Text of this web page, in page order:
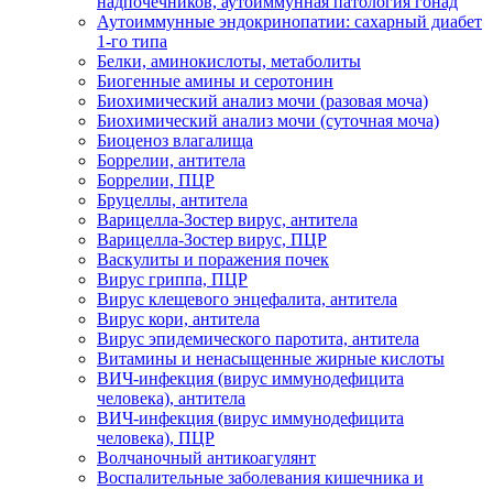
Аутоиммунные эндокринопатии: сахарный диабет
1-го типа
Белки, аминокислоты, метаболиты
Биогенные амины и серотонин
Биохимический анализ мочи (разовая моча)
Биохимический анализ мочи (суточная моча)
Биоценоз влагалища
Боррелии, антитела
Боррелии, ПЦР
Бруцеллы, антитела
Варицелла-Зостер вирус, антитела
Варицелла-Зостер вирус, ПЦР
Васкулиты и поражения почек
Вирус гриппа, ПЦР
Вирус клещевого энцефалита, антитела
Вирус кори, антитела
Вирус эпидемического паротита, антитела
Витамины и ненасыщенные жирные кислоты
ВИЧ-инфекция (вирус иммунодефицита
человека), антитела
ВИЧ-инфекция (вирус иммунодефицита
человека), ПЦР
Волчаночный антикоагулянт
Воспалительные заболевания кишечника и